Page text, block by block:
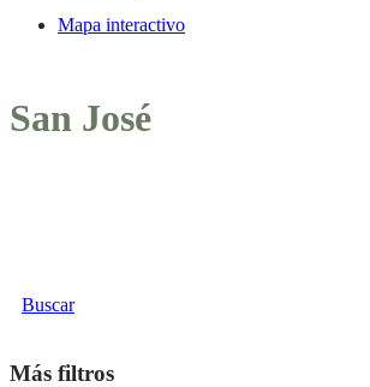
Mapa interactivo
San José
Buscar
Más filtros